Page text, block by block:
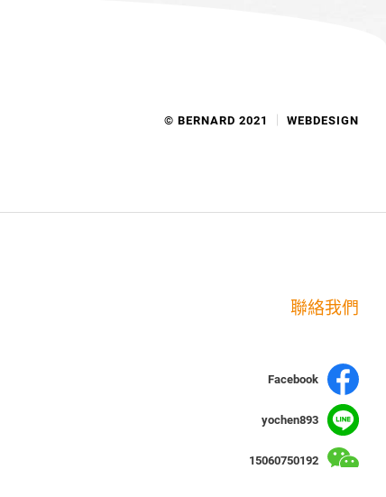
© BERNARD 2021 WEBDESIGN
聯絡我們
Facebook
yochen893
15060750192